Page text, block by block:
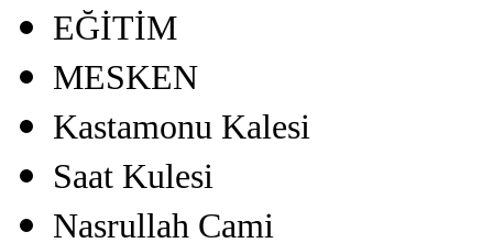
EĞİTİM
MESKEN
Kastamonu Kalesi
Saat Kulesi
Nasrullah Cami